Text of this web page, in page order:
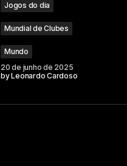
Jogos do dia
Mundial de Clubes
Mundo
20 de junho de 2025
byLeonardo Cardoso